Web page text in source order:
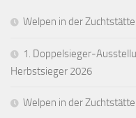
Welpen in der
1. Doppelsieger-
Herbstsieger 2026
Welpen in der